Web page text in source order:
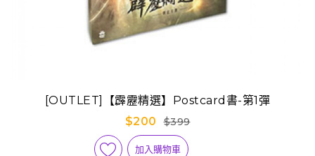
[OUTLET]【霹靂精選】Postcard書-第1彈
$200
$399
加入購物車